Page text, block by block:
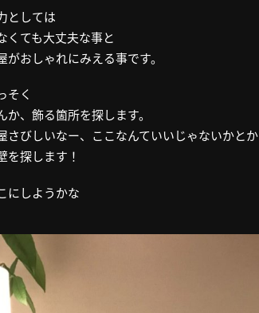
としては
くても大丈夫な事と
がおしゃれにみえる事です。
そく
か、飾る箇所を探します。
さびしいなー、ここなんていいじゃないかとか
を探します！
にしようかな